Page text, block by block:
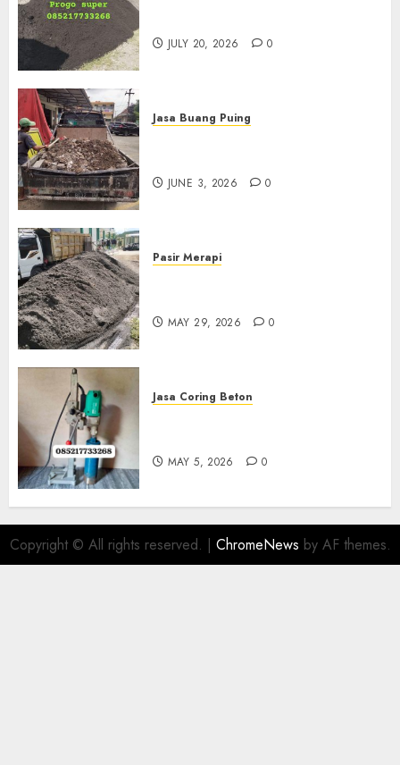
JULY 20, 2026 0
Jasa Buang Puing
JUNE 3, 2026 0
Pasir Merapi
MAY 29, 2026 0
Jasa Coring Beton
MAY 5, 2026 0
Copyright © All rights reserved. | ChromeNews by AF themes.